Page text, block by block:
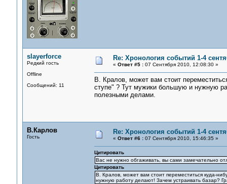
slayerforce
Редкий гость
Offline
Сообщений: 11
Re: Хронология событий 1-4
« Ответ #5 :07 Сентября 2010, 12:08:30 »
В. Кралов, может вам стоит
ступе" ? Тут мужики большую и нужную
полезными делами.
В.Карлов
Гость
Re: Хронология событий 1-4
« Ответ #6 :07 Сентября 2010, 15:46:35 »
Цитировать
Вас не нужно обгаживать, вы сами замечательно
Цитировать
В. Кралов, может вам стоит переместиться куда-
нужную работу делают! Зачем устраивать базар?